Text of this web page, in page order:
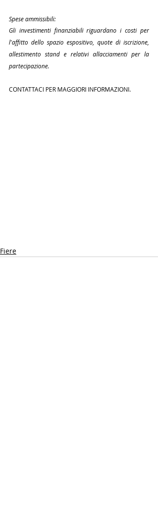
Spese ammissibili:
Gli investimenti finanziabili riguardano i costi per
l'affitto dello spazio espositivo, quote di iscrizione,
allestimento stand e relativi allacciamenti per la
partecipazione.
CONTATTACI PER MAGGIORI INFORMAZIONI.
Fiere